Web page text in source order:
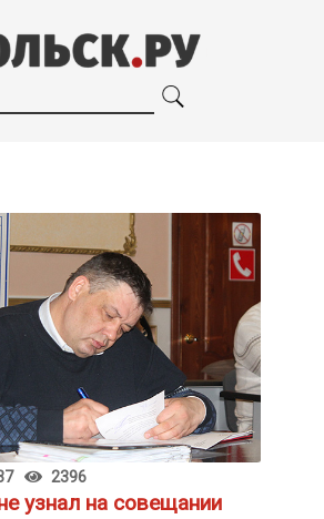
2396
узнал на совещании